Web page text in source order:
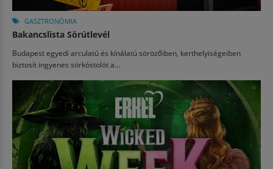
GASZTRONÓMIA
Bakancslista Sörútlevél
Budapest egyedi arculatú és kínálatú sörözőiben, kerthelyiségeiben
biztosít ingyenes sörkóstolót a...